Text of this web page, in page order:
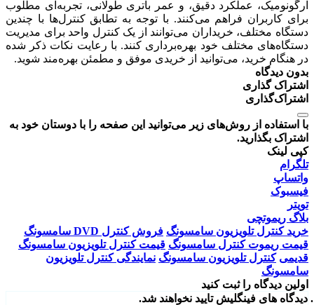
ارگونومیک، عملکرد دقیق، و عمر باتری طولانی، تجربه‌ای مطلوب
برای کاربران فراهم می‌کنند. با توجه به تطابق کنترل‌ها با چندین
دستگاه مختلف، خریداران می‌توانند از یک کنترل واحد برای مدیریت
دستگاه‌های مختلف خود بهره‌برداری کنند. با رعایت نکات ذکر شده
در هنگام خرید، می‌توانید از خریدی موفق و مطمئن بهره‌مند شوید.
بدون دیدگاه
اشتراک گذاری
اشتراک‌گذاری
با استفاده از روش‌های زیر می‌توانید این صفحه را با دوستان خود به
اشتراک بگذارید.
کپی لینک
تلگرام
واتساپ
فیسبوک
تویتر
بلاگ ریموتچی
خرید کنترل تلویزیون سامسونگ فروش کنترل DVD سامسونگ
قیمت ریموت کنترل سامسونگ قیمت کنترل تلویزیون سامسونگ
قدیمی کنترل تلویزیون سامسونگ نمایندگی کنترل تلویزیون
سامسونگ
اولین دیدگاه را ثبت کنید
دیدگاه های فینگلیش تایید نخواهند شد.